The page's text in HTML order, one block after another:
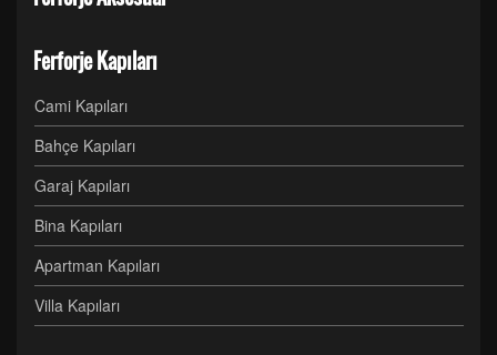
Ferforje Kapıları
Cami Kapıları
Bahçe Kapıları
Garaj Kapıları
Bina Kapıları
Apartman Kapıları
Villa Kapıları